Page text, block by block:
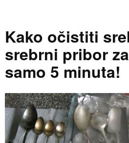
Kako očistiti
srebrni pribor
samo 5 minuta!